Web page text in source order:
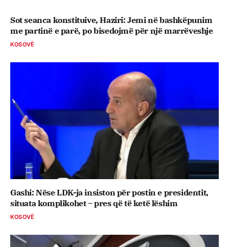
Sot seanca konstituive, ​Haziri: Jemi në bashkëpunim
me partinë e parë, po bisedojmë për një marrëveshje
KOSOVË
Gashi: Nëse LDK-ja insiston për postin e presidentit,
situata komplikohet – pres që të ketë lëshim
KOSOVË